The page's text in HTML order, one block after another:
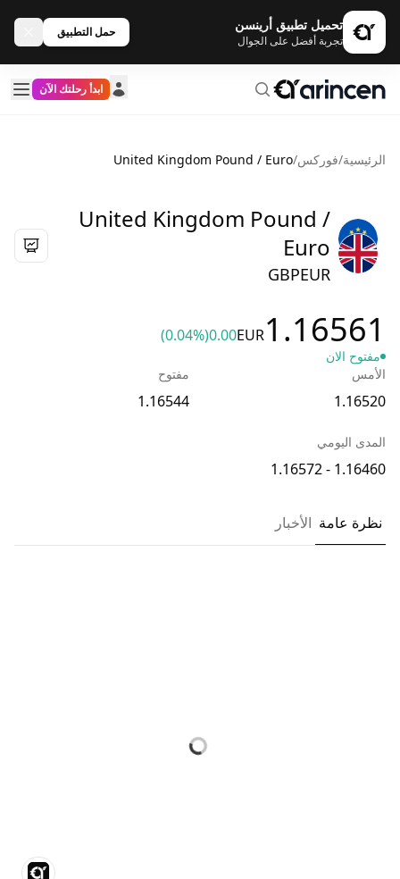
تحميل تطبيق أرينسن
تجربة أفضل على الجوال
حمل التطبيق
ابدأ رحلتك الآن
الرئيسية/فوركس/
United Kingdom Pound / Euro
United Kingdom Pound /
Euro
GBPEUR
1.16561
EUR
0.00
(0.04%)
مفتوح الان
الأمس
1.16520
مفتوح
1.16544
المدى اليومي
1.16460 - 1.16572
نظرة عامة الأخبار